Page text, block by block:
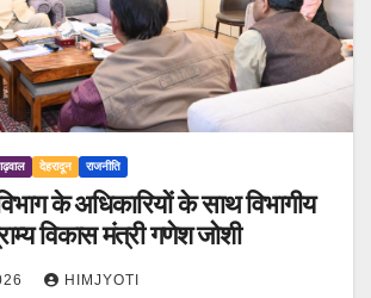
देहरादून राजनीति
के अधिकारियों के साथ विभागीय
विकास मंत्री गणेश जोशी
HIMJYOTI